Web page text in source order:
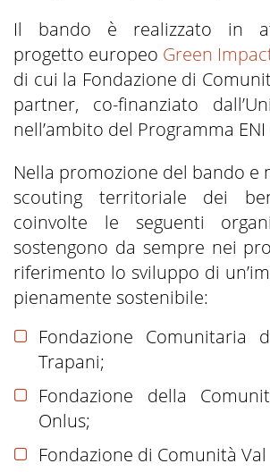
Il bando è realizzato in
progetto europeo Green
di cui la Fondazione di
partner, co-finanziato
nell’ambito del Programma ENI
Nella promozione del bando e
scouting territoriale dei
coinvolte le seguenti
sostengono da sempre nei
riferimento lo sviluppo di
pienamente sostenibile:
Fondazione Comunitaria
Trapani;
Fondazione della
Onlus;
Fondazione di Comunità